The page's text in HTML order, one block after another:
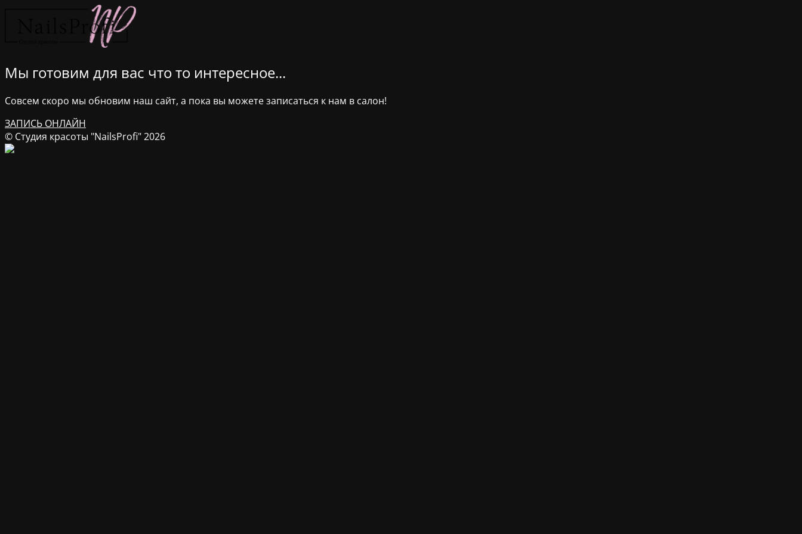
Мы готовим для вас что то интересное...
Совсем скоро мы обновим наш сайт, а пока вы можете записаться к нам в салон!
ЗАПИСЬ ОНЛАЙН
© Студия красоты "NailsProfi" 2026